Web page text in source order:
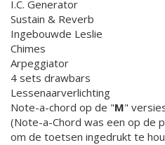
I.C. Generator
Sustain & Reverb
Ingebouwde Leslie
Chimes
Arpeggiator
4 sets drawbars
Lessenaarverlichting
Note-a-chord op de "M"
(Note-a-Chord was een op de
om de toetsen ingedrukt te